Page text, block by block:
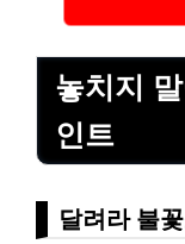
놓치지
인트
달려라 불